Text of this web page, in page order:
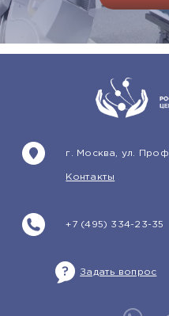
+7 (495) 334-23-35
г. Москва, ул.
Контакты
Задать вопрос